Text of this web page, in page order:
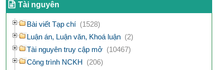
Tài nguyên
Bài viết Tạp chí (1528)
Luận án, Luận văn, Khoá luận (2)
Tài nguyên truy cập mở (10467)
Công trình NCKH (206)